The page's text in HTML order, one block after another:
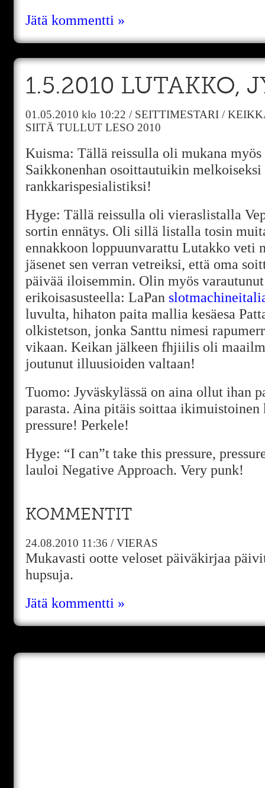
Jätä kommentti »
1.5.2010 LUTAKKO,
01.05.2010 klo 10:22 / SEITTIMESTARI /
SIITÄ TULLUT LESO 2010
Kuisma: Tällä reissulla oli mukana
Saikkonenhan osoittautuikin melkoiseksi
rankkarispesialistiksi!
Hyge: Tällä reissulla oli vieraslistalla
sortin ennätys. Oli sillä listalla tosin
ennakkoon loppuunvarattu Lutakko veti
jäsenet sen verran vetreiksi, että oma
päivää iloisemmin. Olin myös
erikoisasusteella: LaPan
luvulta, hihaton paita mallia kesäesa
olkistetson, jonka Santtu nimesi
vikaan. Keikan jälkeen fhjiilis oli
joutunut illuusioiden valtaan!
Tuomo: Jyväskylässä on aina ollut ihan
parasta. Aina pitäis soittaa ikimuistoinen
pressure! Perkele!
Hyge: “I can”t take this pressure,
lauloi Negative Approach. Very punk!
KOMMENTIT
24.08.2010 11:36 /VIERAS
Mukavasti ootte veloset päiväkirjaa
hupsuja.
Jätä kommentti »